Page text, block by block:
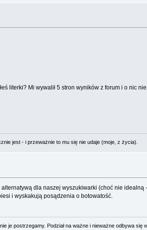
literki? Mi wywalił 5 stron wyników z forum i o nic nie
jest - i przeważnie to mu się nie udaje (moje, z życia).
dla naszej wyszukiwarki (choć nie
i wyskakują posądzenia o botowatość.
je postrzegamy. Podział na ważne i nieważne odbywa się